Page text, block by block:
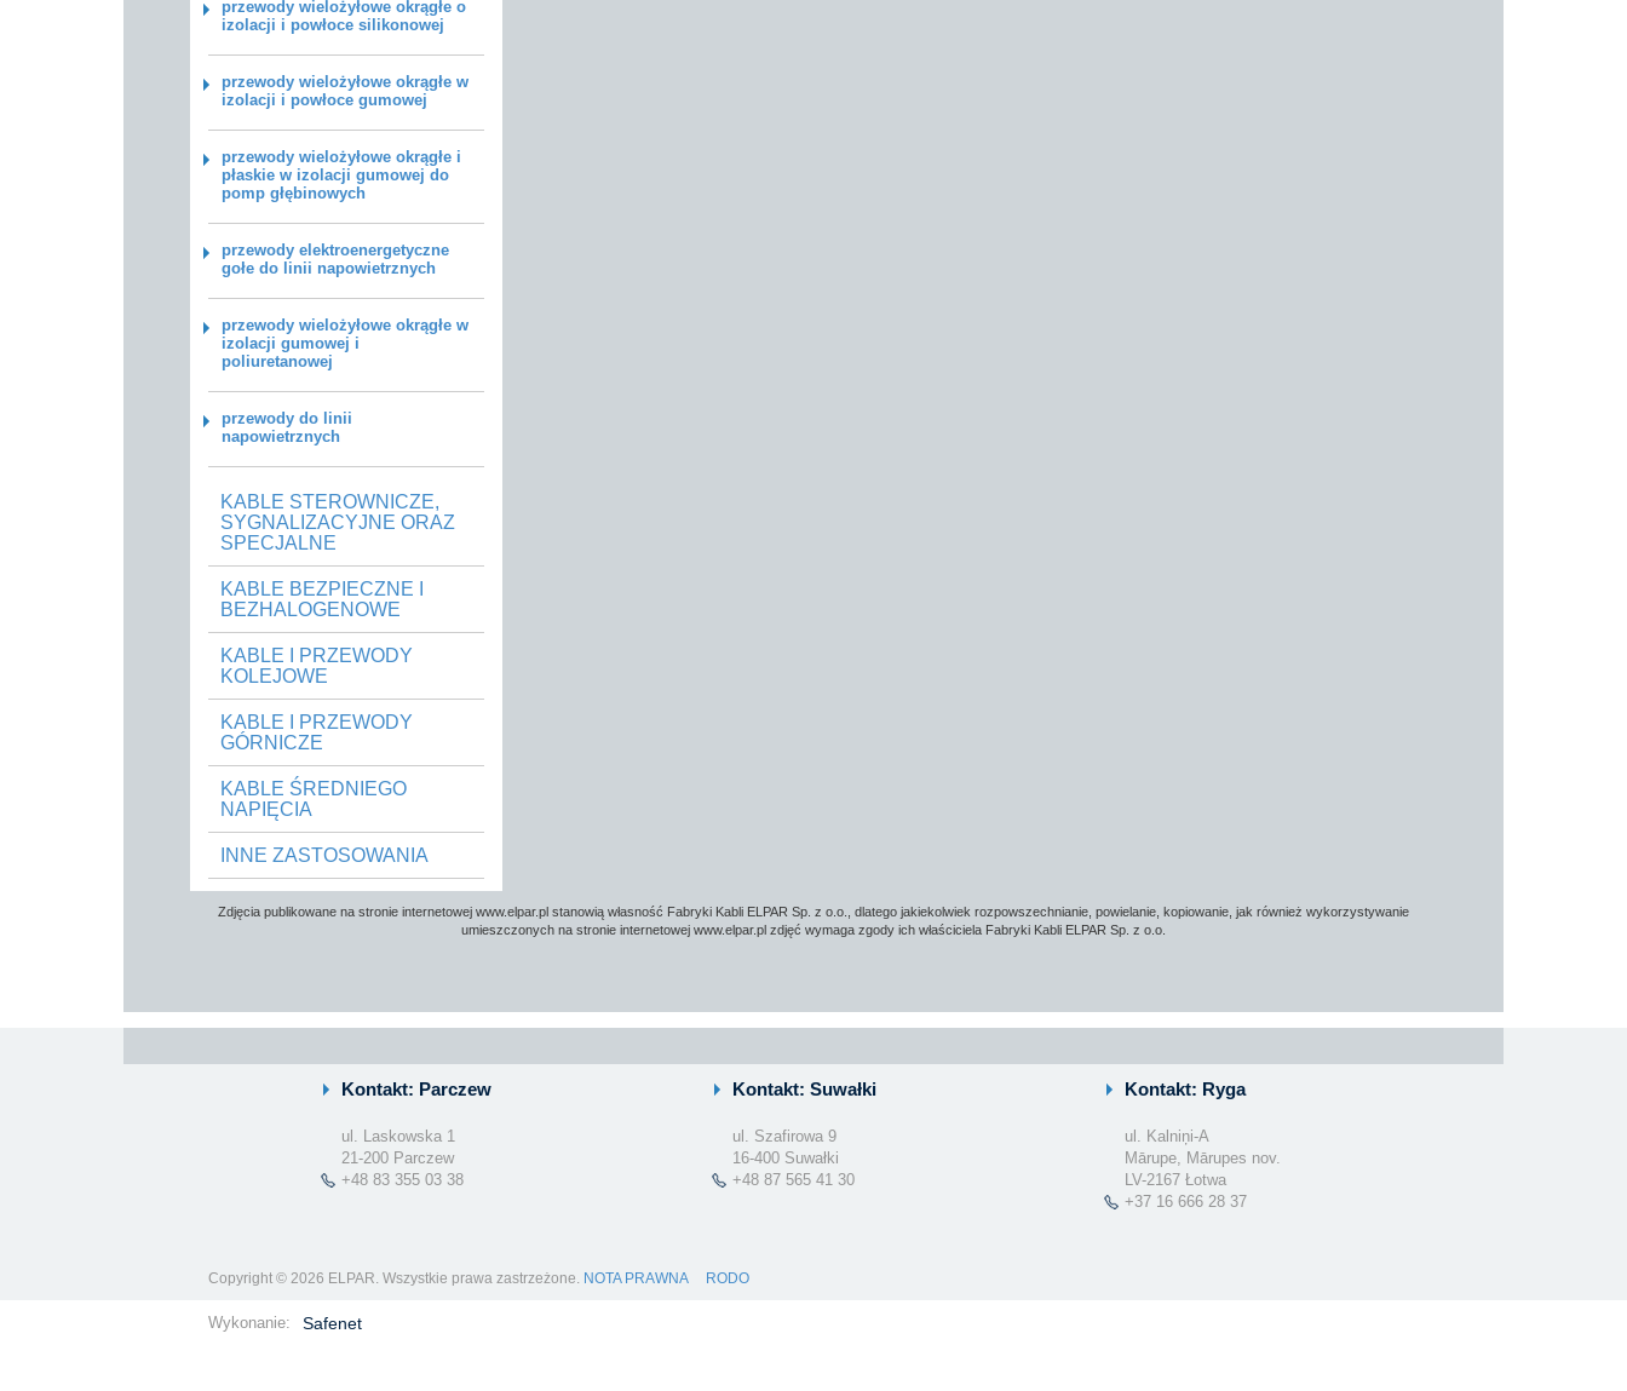
przewody wielożyłowe okrągłe o
izolacji i powłoce silikonowej
przewody wielożyłowe okrągłe w
izolacji i powłoce gumowej
przewody wielożyłowe okrągłe i
płaskie w izolacji gumowej do
pomp głębinowych
przewody elektroenergetyczne
gołe do linii napowietrznych
przewody wielożyłowe okrągłe w
izolacji gumowej i
poliuretanowej
przewody do linii
napowietrznych
KABLE STEROWNICZE,
SYGNALIZACYJNE ORAZ
SPECJALNE
KABLE BEZPIECZNE I
BEZHALOGENOWE
KABLE I PRZEWODY
KOLEJOWE
KABLE I PRZEWODY
GÓRNICZE
KABLE ŚREDNIEGO
NAPIĘCIA
INNE ZASTOSOWANIA
Zdjęcia publikowane na stronie internetowej www.elpar.pl stanowią własność Fabryki Kabli ELPAR Sp. z o.o., dlatego jakiekolwiek rozpowszechnianie, powielanie, kopiowanie, jak również wykorzystywanie
umieszczonych na stronie internetowej www.elpar.pl zdjęć wymaga zgody ich właściciela Fabryki Kabli ELPAR Sp. z o.o.
Kontakt: Parczew
ul. Laskowska 1
21-200 Parczew
+48 83 355 03 38
Kontakt: Suwałki
ul. Szafirowa 9
16-400 Suwałki
+48 87 565 41 30
Kontakt: Ryga
ul. Kalniņi-A
Mārupe, Mārupes nov.
LV-2167 Łotwa
+37 16 666 28 37
Copyright © 2026 ELPAR. Wszystkie prawa zastrzeżone. NOTA PRAWNA RODO
Wykonanie: Safenet